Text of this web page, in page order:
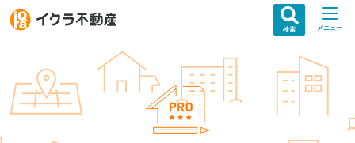
検索 メニュー